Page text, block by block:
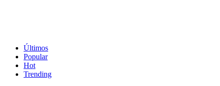
Últimos
Popular
Hot
Trending